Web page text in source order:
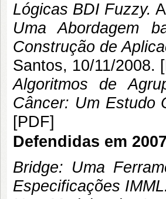
Lógicas BDI Fuzzy.
Uma Abordagem
Construção de
Santos, 10/11/2008. [
Algoritmos de
Câncer: Um Estudo
[PDF]
Defendidas em 2007
Bridge: Uma
Especificações IMML.